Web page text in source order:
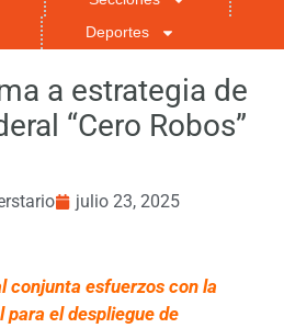
Deportes
a estrategia de
“Cero Robos”
julio 23, 2025
conjunta esfuerzos con la
para el despliegue de